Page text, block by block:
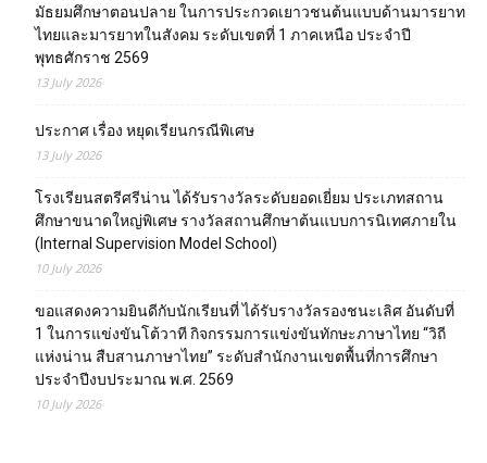
มัธยมศึกษาตอนปลาย ในการประกวดเยาวชนต้นแบบด้านมารยาท
ไทยและมารยาทในสังคม ระดับเขตที่ 1 ภาคเหนือ ประจำปี
พุทธศักราช 2569
13 July 2026
ประกาศ เรื่อง หยุดเรียนกรณีพิเศษ
13 July 2026
โรงเรียนสตรีศรีน่าน ได้รับรางวัลระดับยอดเยี่ยม ประเภทสถาน
ศึกษาขนาดใหญ่พิเศษ รางวัลสถานศึกษาต้นแบบการนิเทศภายใน
(Internal Supervision Model School)
10 July 2026
ขอแสดงความยินดีกับนักเรียนที่ ได้รับรางวัลรองชนะเลิศ อันดับที่
1 ในการแข่งขันโต้วาที กิจกรรมการแข่งขันทักษะภาษาไทย “วิถี
แห่งน่าน สืบสานภาษาไทย” ระดับสำนักงานเขตพื้นที่การศึกษา
ประจำปีงบประมาณ พ.ศ. 2569
10 July 2026